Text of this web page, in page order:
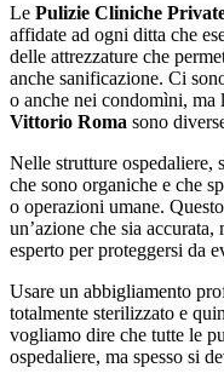
Le Pulizie Cliniche
affidate ad ogni ditta che
delle attrezzature che
anche sanificazione. Ci
o anche nei condomìni, ma
Vittorio Roma sono
Nelle strutture ospedaliere,
che sono organiche e che
o operazioni umane.
un’azione che sia
esperto per proteggersi da
Usare un abbigliamento
totalmente sterilizzato e
vogliamo dire che tutte le
ospedaliere, ma spesso si